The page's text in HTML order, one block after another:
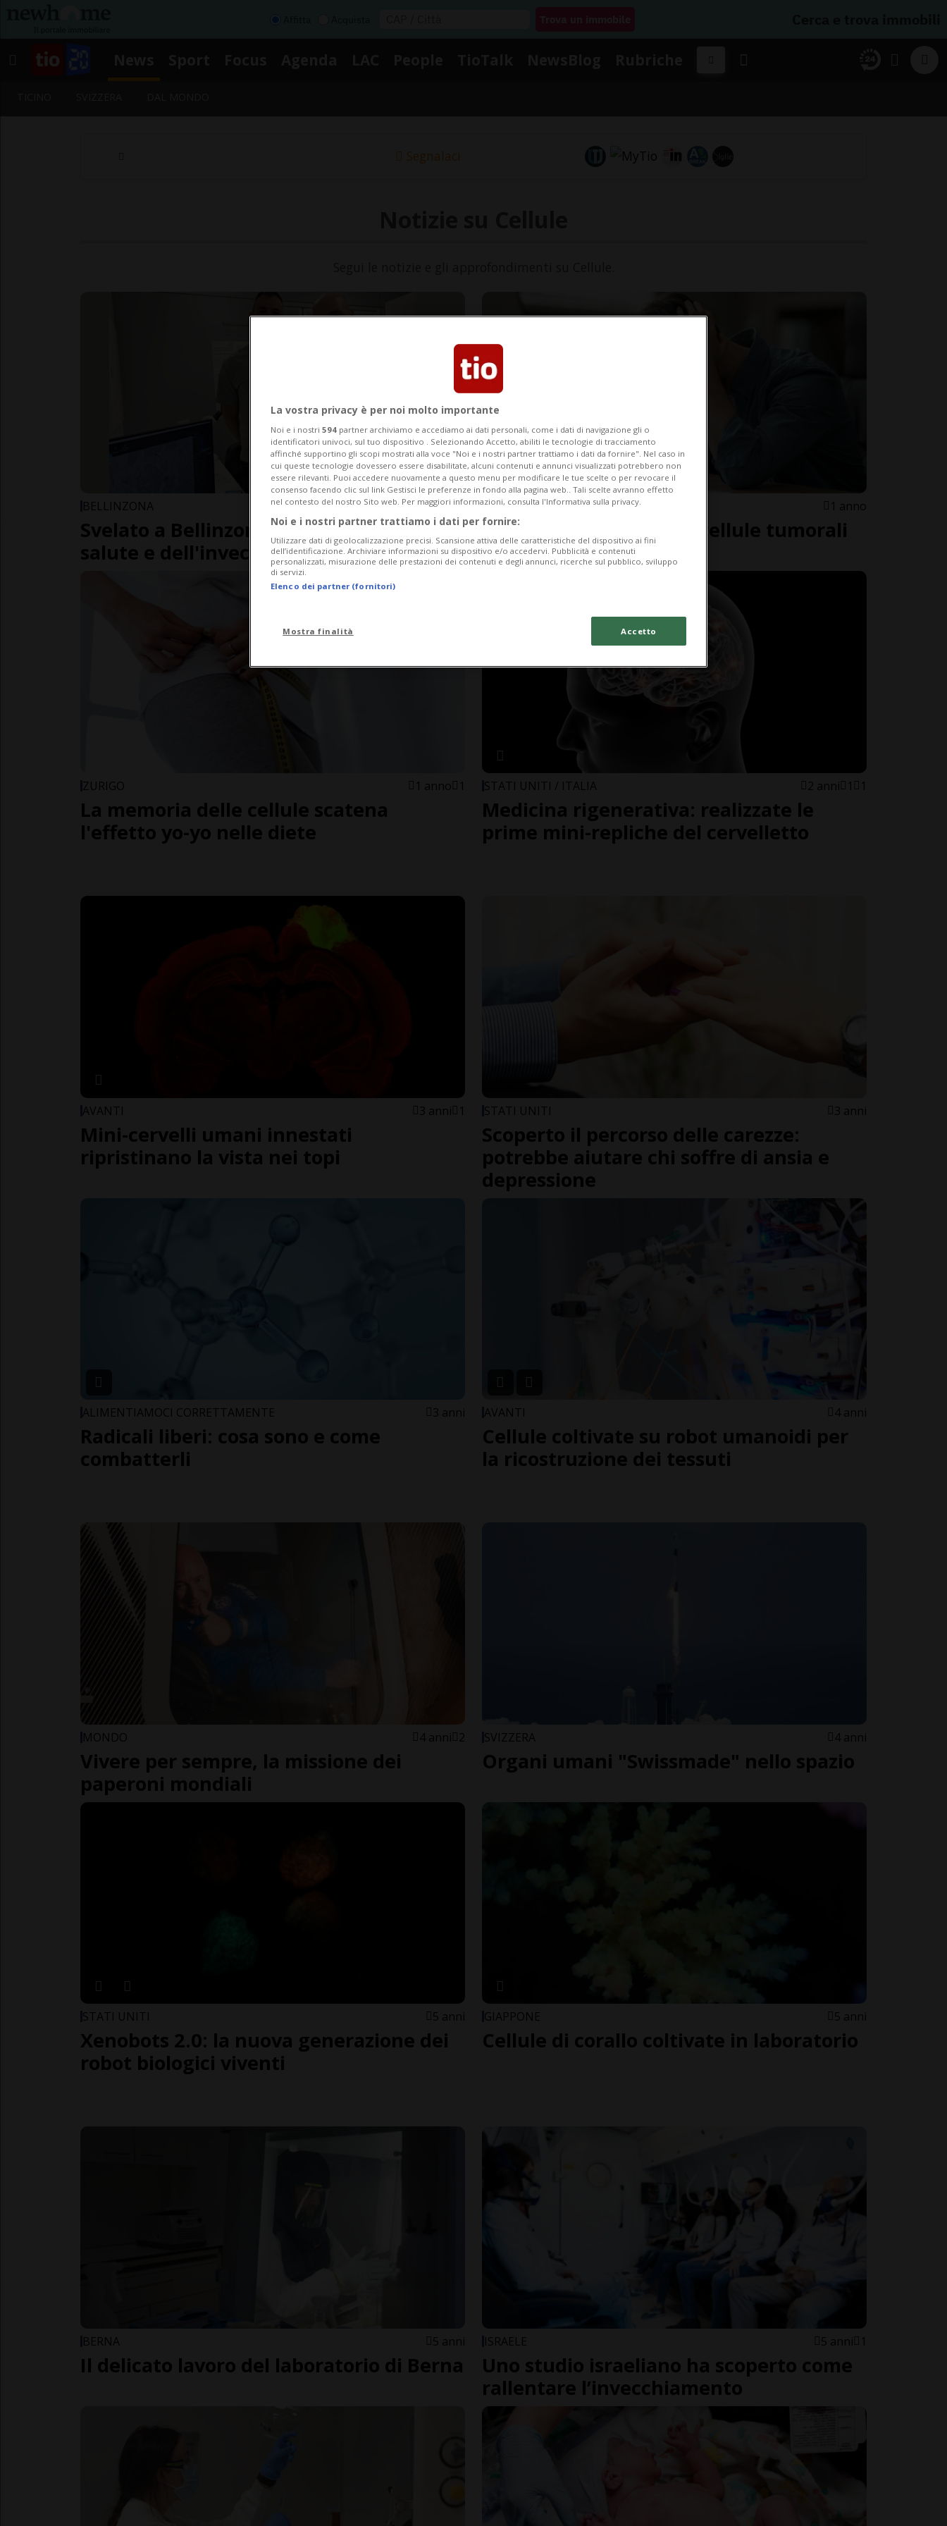
Segnalaci
BELLINZONA 1 anno 3
Svelato a Bellinzona il segreto della
salute e dell'invecchiamento
ZURIGO 1 anno
Di fronte allo stress, le cellule tumorali
si diversificano
ZURIGO 1 anno 1
La memoria delle cellule scatena
l'effetto yo-yo nelle diete
STATI UNITI / ITALIA 2 anni 1 1
Medicina rigenerativa: realizzate le
prime mini-repliche del cervelletto
AVANTI 3 anni 1
Mini-cervelli umani innestati
ripristinano la vista nei topi
STATI UNITI 3 anni
Scoperto il percorso delle carezze:
potrebbe aiutare chi soffre di ansia e
depressione
ALIMENTIAMOCI CORRETTAMENTE 3 anni
Radicali liberi: cosa sono e come
combatterli
AVANTI 4 anni
Cellule coltivate su robot umanoidi per
la ricostruzione dei tessuti
MONDO 4 anni 2
Vivere per sempre, la missione dei
paperoni mondiali
SVIZZERA 4 anni
Organi umani "Swissmade" nello spazio
STATI UNITI 5 anni
Xenobots 2.0: la nuova generazione dei
robot biologici viventi
GIAPPONE 5 anni
Cellule di corallo coltivate in laboratorio
BERNA 5 anni
Il delicato lavoro del laboratorio di Berna
ISRAELE 5 anni 1
Uno studio israeliano ha scoperto come
rallentare l’invecchiamento
La vostra privacy è per noi molto importante
Noi e i nostri 594 partner archiviamo e accediamo ai dati personali, come i dati di navigazione gli o
identificatori univoci, sul tuo dispositivo . Selezionando Accetto, abiliti le tecnologie di tracciamento
affinché supportino gli scopi mostrati alla voce "Noi e i nostri partner trattiamo i dati da fornire". Nel caso in
cui queste tecnologie dovessero essere disabilitate, alcuni contenuti e annunci visualizzati potrebbero non
essere rilevanti. Puoi accedere nuovamente a questo menu per modificare le tue scelte o per revocare il
consenso facendo clic sul link Gestisci le preferenze in fondo alla pagina web.. Tali scelte avranno effetto
nel contesto del nostro Sito web. Per maggiori informazioni, consulta l'Informativa sulla privacy.
Noi e i nostri partner trattiamo i dati per fornire:
Utilizzare dati di geolocalizzazione precisi. Scansione attiva delle caratteristiche del dispositivo ai fini
dell’identificazione. Archiviare informazioni su dispositivo e/o accedervi. Pubblicità e contenuti
personalizzati, misurazione delle prestazioni dei contenuti e degli annunci, ricerche sul pubblico, sviluppo
di servizi.
Elenco dei partner (fornitori)
Mostra finalità Accetto